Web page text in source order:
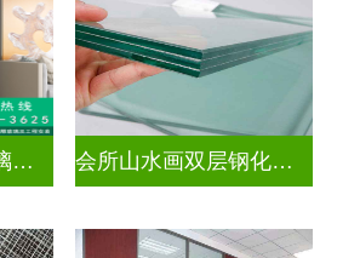
马鞍山金色夹丝玻璃价格多少 会所山水画双层钢化夹胶